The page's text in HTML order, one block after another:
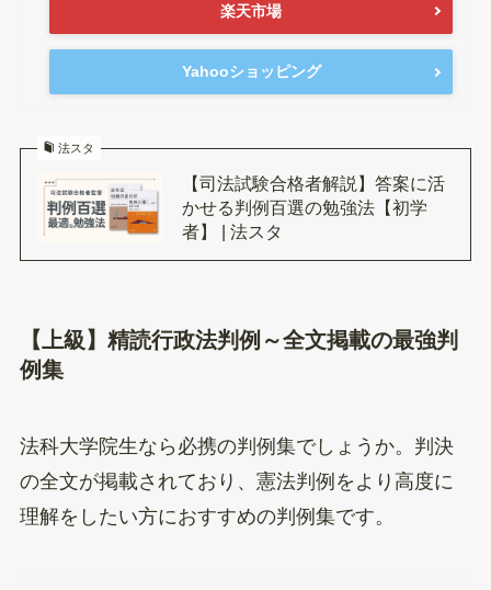
楽天市場
Yahooショッピング
法スタ
【司法試験合格者解説】答案に活
かせる判例百選の勉強法【初学
者】 | 法スタ
【上級】精読行政法判例～全文掲載の最強判
例集
法科大学院生なら必携の判例集でしょうか。判決
の全文が掲載されており、憲法判例をより高度に
理解をしたい方におすすめの判例集です。